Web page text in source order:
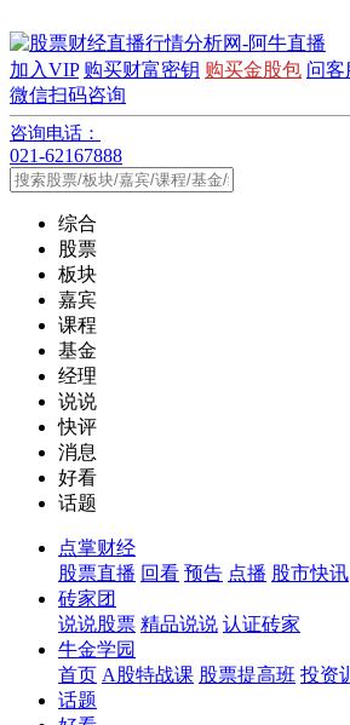
加入VIP 购买财富密钥 购买金股包 问客
微信扫码咨询
咨询电话：
021-62167888
综合
股票
板块
嘉宾
课程
基金
经理
说说
快评
消息
好看
话题
点掌财经
股票直播 回看 预告 点播 股市快讯
砖家团
说说股票 精品说说 认证砖家
牛金学园
首页 A股特战课 股票提高班 投资
话题